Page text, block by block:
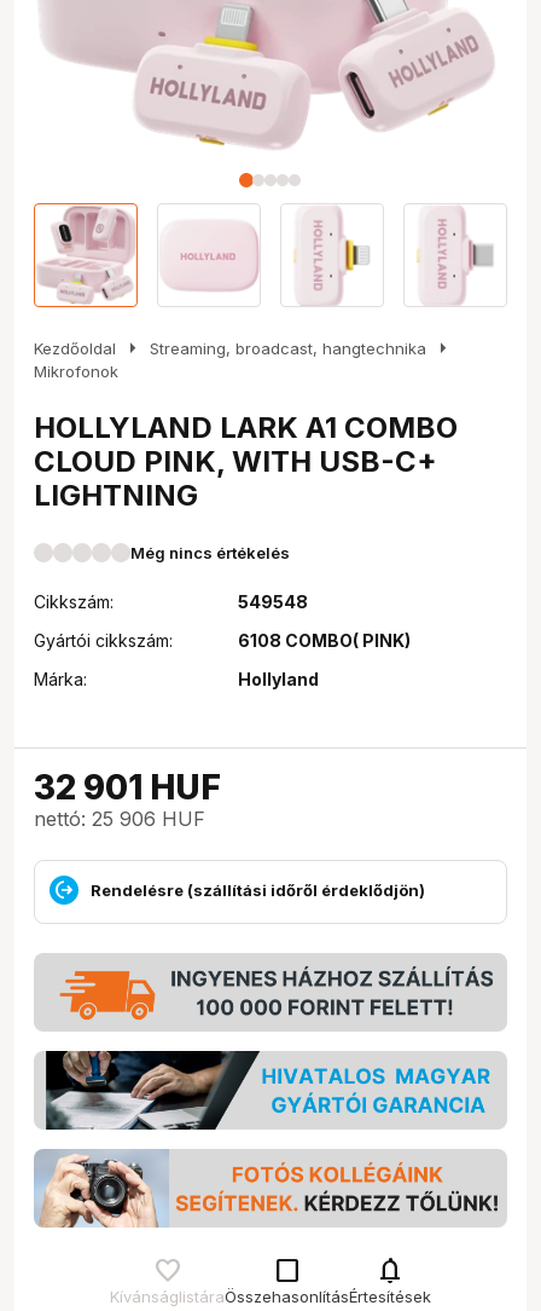
Kezdőoldal arrow_right Streaming, broadcast, hangtechnika arrow_right
Mikrofonok
HOLLYLAND LARK A1 COMBO
CLOUD PINK, WITH USB-C+
LIGHTNING
Még nincs értékelés
Cikkszám:
549548
Gyártói cikkszám:
6108 COMBO( PINK)
Márka:
Hollyland
32 901 HUF
nettó: 25 906 HUF
Rendelésre (szállítási időről érdeklődjön)
Kívánságlistára
check_box_outline_blank
Összehasonlítás
notifications
Értesítések